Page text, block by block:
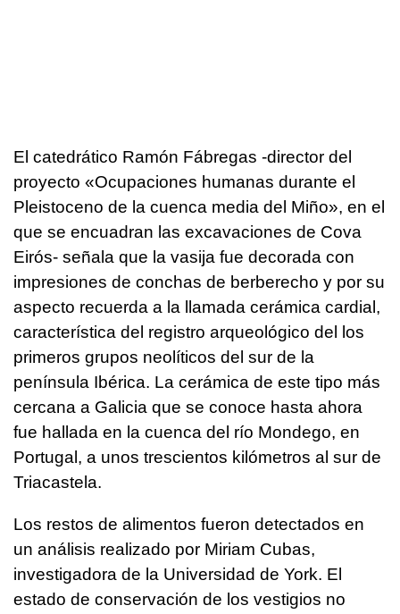
El catedrático Ramón Fábregas -director del
proyecto «Ocupaciones humanas durante el
Pleistoceno de la cuenca media del Miño», en el
que se encuadran las excavaciones de Cova
Eirós- señala que la vasija fue decorada con
impresiones de conchas de berberecho y por su
aspecto recuerda a la llamada cerámica cardial,
característica del registro arqueológico del los
primeros grupos neolíticos del sur de la
península Ibérica. La cerámica de este tipo más
cercana a Galicia que se conoce hasta ahora
fue hallada en la cuenca del río Mondego, en
Portugal, a unos trescientos kilómetros al sur de
Triacastela.
Los restos de alimentos fueron detectados en
un análisis realizado por Miriam Cubas,
investigadora de la Universidad de York. El
estado de conservación de los vestigios no